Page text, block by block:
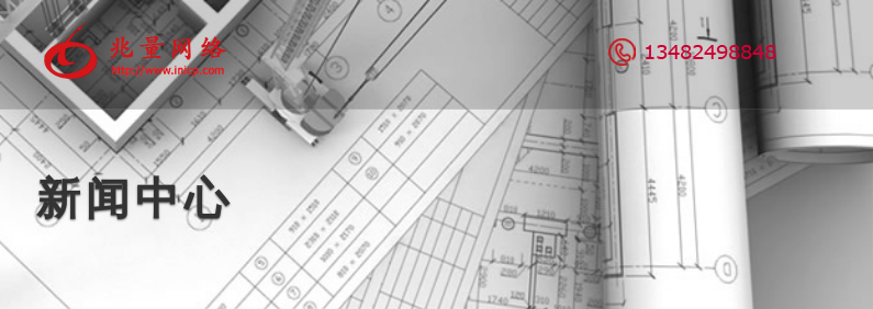
品牌推广
软文营销
软件开发
定制软件
代运营服务
网店代运营
案例鉴赏 关于我们
新闻中心